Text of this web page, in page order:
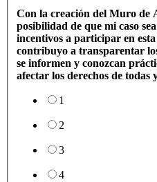
Con la creación del Muro de
posibilidad de que mi caso
incentivos a participar en
contribuyo a transparentar
se informen y conozcan
afectar los derechos de todas
1
2
3
4